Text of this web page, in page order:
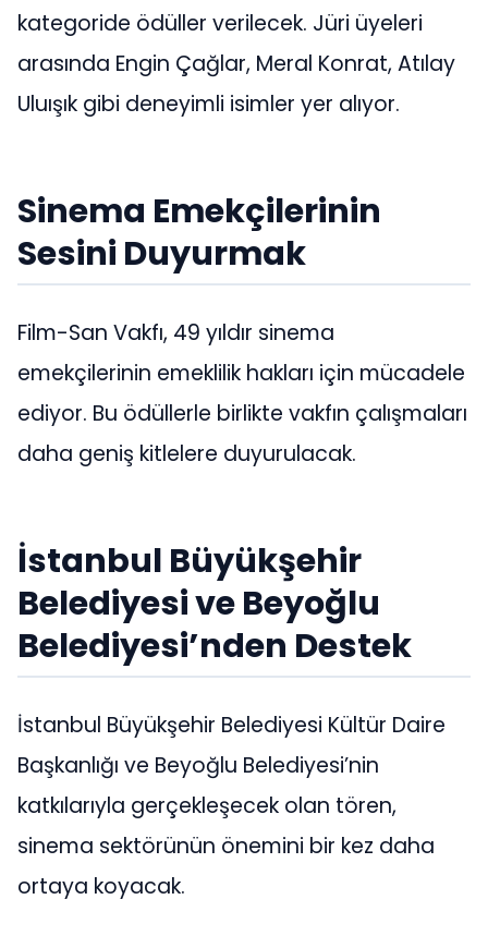
kategoride ödüller verilecek. Jüri üyeleri
arasında Engin Çağlar, Meral Konrat, Atılay
Uluışık gibi deneyimli isimler yer alıyor.
Sinema Emekçilerinin
Sesini Duyurmak
Film-San Vakfı, 49 yıldır sinema
emekçilerinin emeklilik hakları için mücadele
ediyor. Bu ödüllerle birlikte vakfın çalışmaları
daha geniş kitlelere duyurulacak.
İstanbul Büyükşehir
Belediyesi ve Beyoğlu
Belediyesi’nden Destek
İstanbul Büyükşehir Belediyesi Kültür Daire
Başkanlığı ve Beyoğlu Belediyesi’nin
katkılarıyla gerçekleşecek olan tören,
sinema sektörünün önemini bir kez daha
ortaya koyacak.